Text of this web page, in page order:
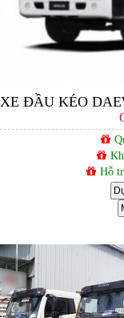
XE ĐẦU KÉO
Hỗ